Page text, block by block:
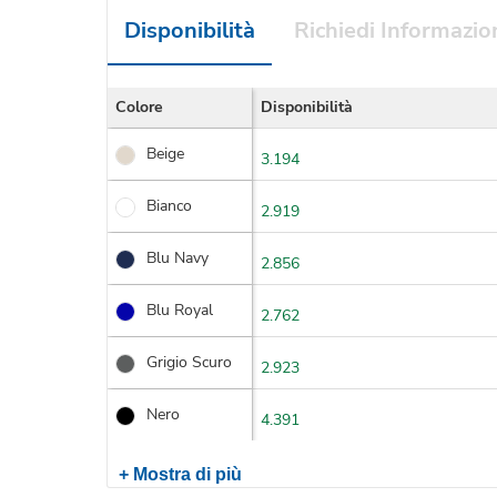
Disponibilità Richiedi
Colore Disponibilità
Beige 3.194
Bianco 2.919
Blu Navy 2.856
Blu Royal 2.762
Grigio Scuro 2.923
Nero 4.391
+ Mostra di più